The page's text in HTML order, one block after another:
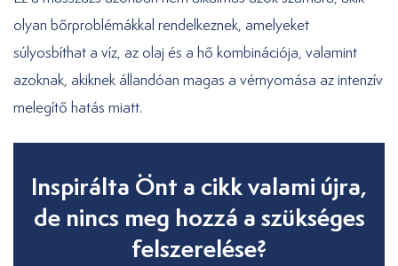
olyan bőrproblémákkal rendelkeznek, amelyeket
súlyosbíthat a víz, az olaj és a hő kombinációja, valamint
azoknak, akiknek állandóan magas a vérnyomása az intenzív
melegítő hatás miatt.
Inspirálta Önt a cikk valami újra,
de nincs meg hozzá a szükséges
felszerelése?